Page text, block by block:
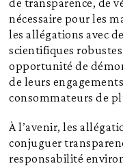
nécessaire pour les
les allégations avec
scientifiques
opportunité de
de leurs
consommateurs de
À l’avenir, les
conjuguer
responsabilité